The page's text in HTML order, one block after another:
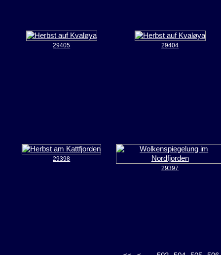
29405 29404
29398
29397